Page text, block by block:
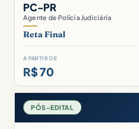
PC-PR
Agente de Polícia Judiciária
Reta Final
A PARTIR DE
R$ 70
PÓS-EDITAL